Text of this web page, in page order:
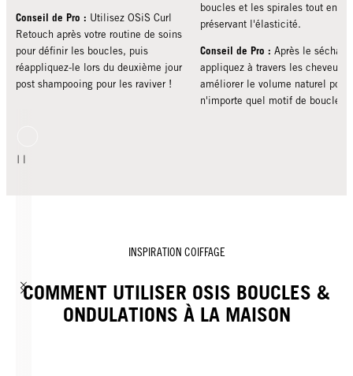
Conseil de Pro : Utilisez OSiS Curl
Retouch après votre routine de soins
pour définir les boucles, puis
réappliquez-le lors du deuxième jour
post shampooing pour les raviver !
boucles et les spirales tout en
préservant l'élasticité.
Conseil de Pro : Après le
appliquez à travers les cheveux
améliorer le volume naturel pour
n'importe quel motif de boucle.
INSPIRATION COIFFAGE
COMMENT UTILISER OSIS BOUCLES &
ONDULATIONS À LA MAISON